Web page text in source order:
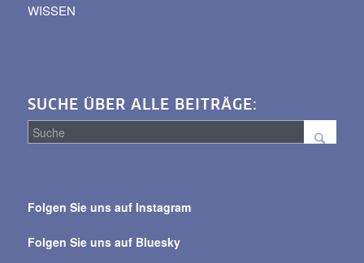
WISSEN
SUCHE ÜBER ALLE BEITRÄGE:
alle
Folgen Sie uns auf Instagram
Folgen Sie uns auf Bluesky